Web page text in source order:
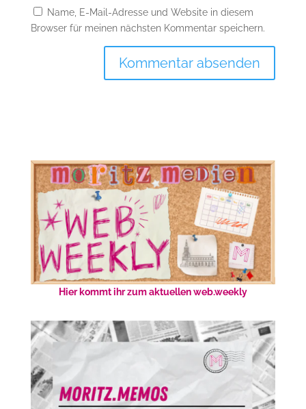
Name, E-Mail-Adresse und Website in diesem
Browser für meinen nächsten Kommentar speichern.
Hier kommt ihr zum aktuellen web.weekly